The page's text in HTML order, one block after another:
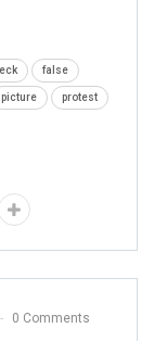
false
picture protest
0 Comments